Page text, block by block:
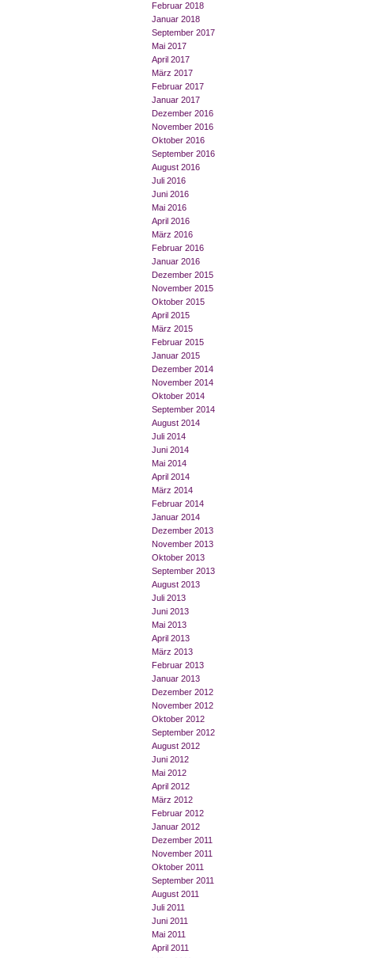
Februar 2018
Januar 2018
September 2017
Mai 2017
April 2017
März 2017
Februar 2017
Januar 2017
Dezember 2016
November 2016
Oktober 2016
September 2016
August 2016
Juli 2016
Juni 2016
Mai 2016
April 2016
März 2016
Februar 2016
Januar 2016
Dezember 2015
November 2015
Oktober 2015
April 2015
März 2015
Februar 2015
Januar 2015
Dezember 2014
November 2014
Oktober 2014
September 2014
August 2014
Juli 2014
Juni 2014
Mai 2014
April 2014
März 2014
Februar 2014
Januar 2014
Dezember 2013
November 2013
Oktober 2013
September 2013
August 2013
Juli 2013
Juni 2013
Mai 2013
April 2013
März 2013
Februar 2013
Januar 2013
Dezember 2012
November 2012
Oktober 2012
September 2012
August 2012
Juni 2012
Mai 2012
April 2012
März 2012
Februar 2012
Januar 2012
Dezember 2011
November 2011
Oktober 2011
September 2011
August 2011
Juli 2011
Juni 2011
Mai 2011
April 2011